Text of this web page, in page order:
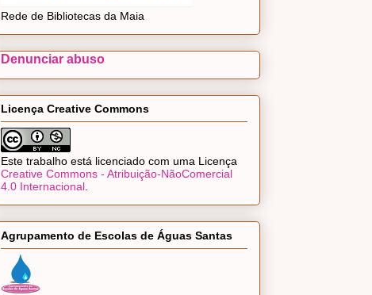
Rede de Bibliotecas da Maia
Denunciar abuso
Licença Creative Commons
Este trabalho está licenciado com uma Licença
Creative Commons - Atribuição-NãoComercial
4.0 Internacional.
Agrupamento de Escolas de Águas Santas